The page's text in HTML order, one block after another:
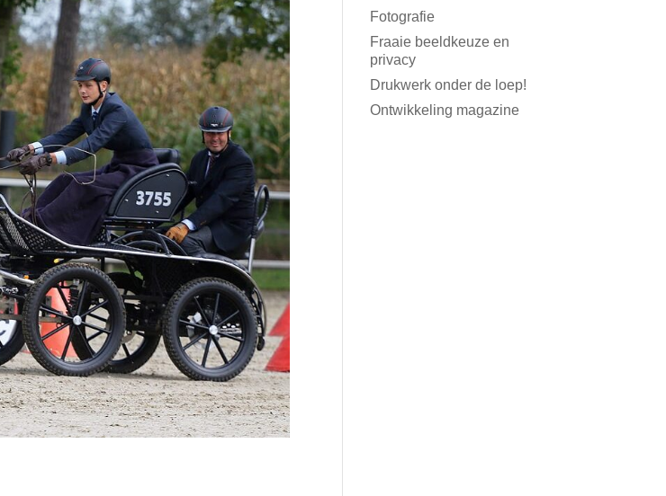
Fotografie
Fraaie beeldkeuze en
privacy
Drukwerk onder de loep!
Ontwikkeling magazine